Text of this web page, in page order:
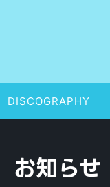
DISCOGRAPHY
お知らせ